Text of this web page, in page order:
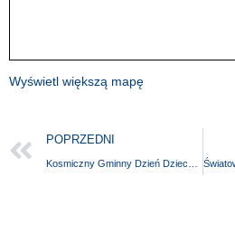
Wyświetl większą mapę
POPRZEDNI